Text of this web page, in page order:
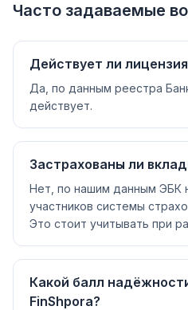
Часто задаваемые
Действует ли
Да, по данным реестра
действует.
Застрахованы ли
Нет, по нашим данным ЭБК
участников системы
Это стоит учитывать при
Какой балл
FinShpora?